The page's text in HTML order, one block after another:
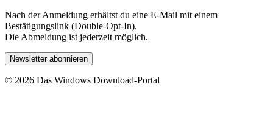
Nach der Anmeldung erhältst du eine E-Mail mit einem
Bestätigungslink (Double-Opt-In).
Die Abmeldung ist jederzeit möglich.
Newsletter abonnieren
© 2026 Das Windows Download-Portal